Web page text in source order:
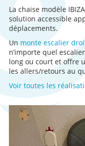
La chaise modèle
solution accessible
déplacements.
Un monte escalier
n’importe quel
long ou court et offre
les allers/retours au
Voir toutes les